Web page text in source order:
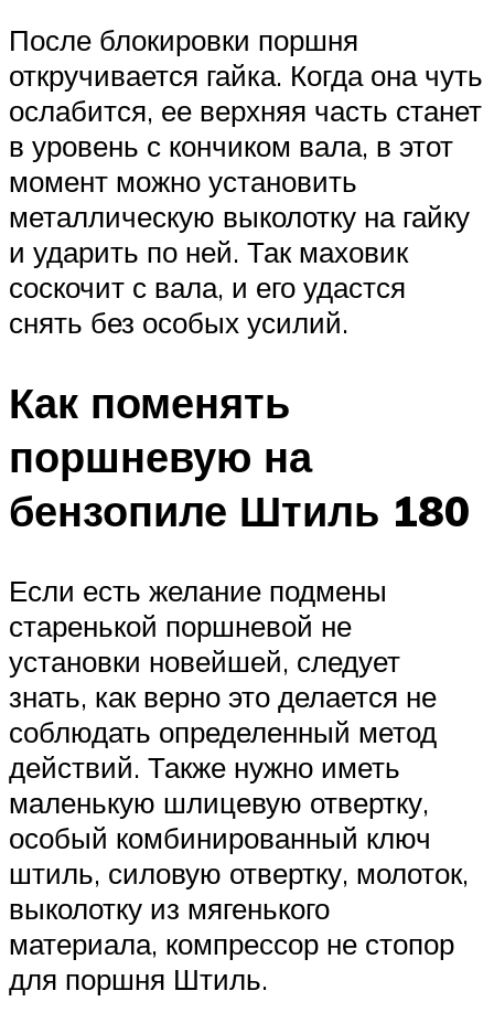
После блокировки поршня
откручивается гайка. Когда она чуть
ослабится, ее верхняя часть станет
в уровень с кончиком вала, в этот
момент можно установить
металлическую выколотку на гайку
и ударить по ней. Так маховик
соскочит с вала, и его удастся
снять без особых усилий.
Как поменять
поршневую на
бензопиле Штиль 180
Если есть желание подмены
старенькой поршневой не
установки новейшей, следует
знать, как верно это делается не
соблюдать определенный метод
действий. Также нужно иметь
маленькую шлицевую отвертку,
особый комбинированный ключ
штиль, силовую отвертку, молоток,
выколотку из мягенького
материала, компрессор не стопор
для поршня Штиль.